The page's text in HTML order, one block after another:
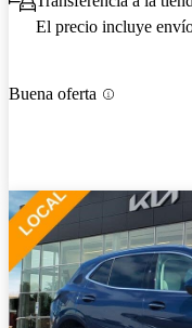
El precio incluye
Buena oferta